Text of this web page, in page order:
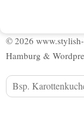
© 2026
Hamburg &